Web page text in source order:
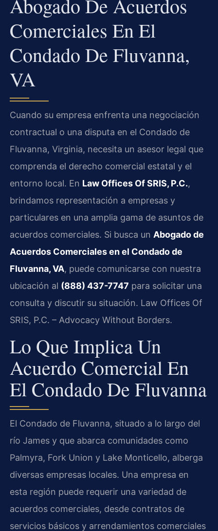
Abogado De Acuerdos
Comerciales En El
Condado De Fluvanna,
VA
Cuando su empresa enfrenta una negociación
contractual o una disputa en el Condado de
Fluvanna, Virginia, necesita un asesor legal que
comprenda el derecho comercial estatal y el
entorno local. En Law Offices Of SRIS, P.C.,
brindamos representación a empresas y
particulares en una amplia gama de asuntos de
acuerdos comerciales. Si busca un Abogado de
Acuerdos Comerciales en el Condado de
Fluvanna, VA, puede comunicarse con nuestra
ubicación al (888) 437-7747 para solicitar una
consulta y discutir su situación. Law Offices Of
SRIS, P.C. – Advocacy Without Borders.
Lo Que Implica Un
Acuerdo Comercial En
El Condado De Fluvanna
El Condado de Fluvanna, situado a lo largo del
río James y que abarca comunidades como
Palmyra, Fork Union y Lake Monticello, alberga
diversas empresas locales. Una empresa en
esta región puede requerir una variedad de
acuerdos comerciales, desde contratos de
servicios básicos y arrendamientos comerciales